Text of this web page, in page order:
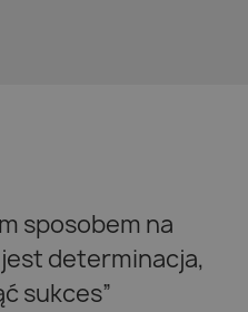
sposobem na
determinacja,
sukces”